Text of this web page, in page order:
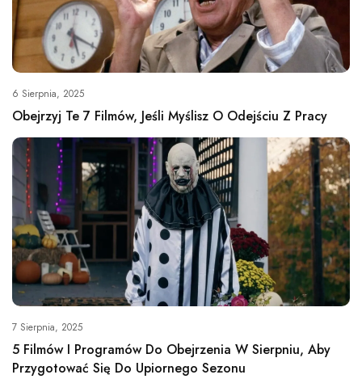
6 Sierpnia, 2025
Obejrzyj Te 7 Filmów, Jeśli Myślisz O Odejściu Z Pracy
7 Sierpnia, 2025
5 Filmów I Programów Do Obejrzenia W Sierpniu, Aby
Przygotować Się Do Upiornego Sezonu